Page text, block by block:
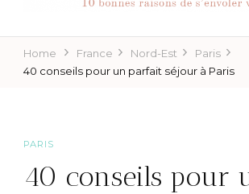
Home France Nord-Est
Paris
40 conseils pour un parfait séjour à Paris
PARIS
40 conseils pour